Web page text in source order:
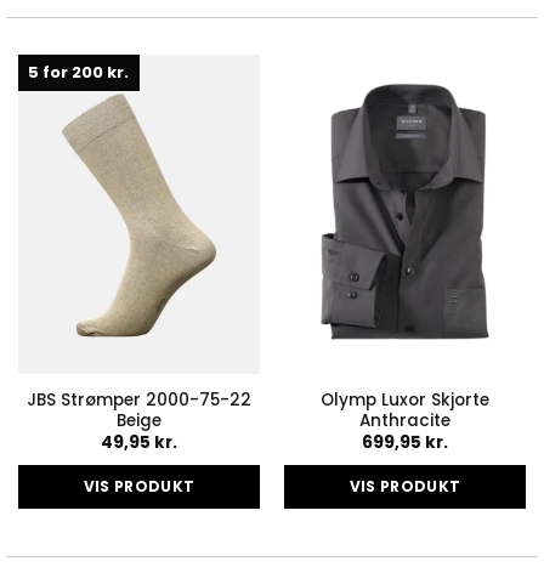
flere
kan
vælges
på
varesiden
varianter.
Mulighederne
kan
vælges
på
varesiden
5 for 200 kr.
JBS Strømper 2000-75-22
Beige
49,95 kr.
VIS PRODUKT
Olymp Luxor Skjorte
Anthracite
699,95 kr.
VIS PRODUKT